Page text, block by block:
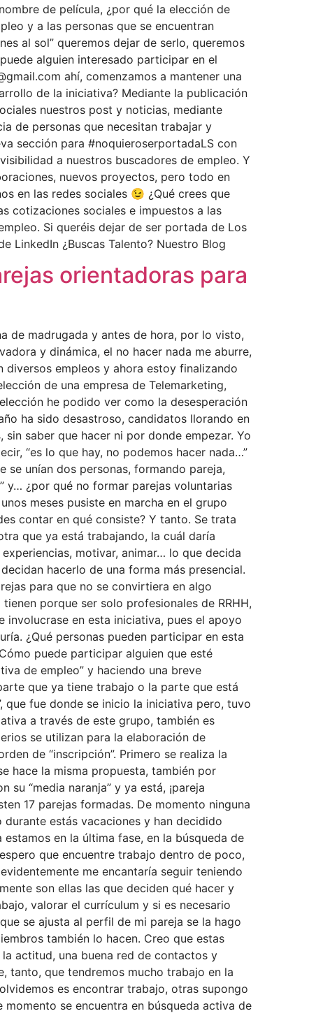
de película, ¿por qué la elección de
y a las personas que se encuentran
al sol” queremos dejar de serlo, queremos
alguien interesado participar en el
ahí, comenzamos a mantener una
de la iniciativa? Mediante la publicación
nuestros post y noticias, mediante
de personas que necesitan trabajar y
sección para #noquieroserportadaLS con
a nuestros buscadores de empleo. Y
nuevos proyectos, pero todo en
en las redes sociales 😉 ¿Qué crees que
cotizaciones sociales e impuestos a las
Si queréis dejar de ser portada de Los
LinkedIn ¿Buscas Talento? Nuestro Blog
orientadoras para
de madrugada y antes de hora, por lo visto,
y dinámica, el no hacer nada me aburre,
diversos empleos y ahora estoy finalizando
de una empresa de Telemarketing,
he podido ver como la desesperación
ha sido desastroso, candidatos llorando en
saber que hacer ni por donde empezar. Yo
“es lo que hay, no podemos hacer nada…”
unían dos personas, formando pareja,
y… ¿por qué no formar parejas voluntarias
meses pusiste en marcha en el grupo
contar en qué consiste? Y tanto. Se trata
que ya está trabajando, la cuál daría
motivar, animar… lo que decida
hacerlo de una forma más presencial.
para que no se convirtiera en algo
porque ser solo profesionales de RRHH,
en esta iniciativa, pues el apoyo
¿Qué personas pueden participar en esta
puede participar alguien que esté
de empleo” y haciendo una breve
que ya tiene trabajo o la parte que está
que fue donde se inicio la iniciativa pero, tuvo
a través de este grupo, también es
se utilizan para la elaboración de
de “inscripción”. Primero se realiza la
hace la misma propuesta, también por
“media naranja” y ya está, ¡pareja
17 parejas formadas. De momento ninguna
estás vacaciones y han decidido
en la última fase, en la búsqueda de
que encuentre trabajo dentro de poco,
me encantaría seguir teniendo
son ellas las que deciden qué hacer y
valorar el currículum y si es necesario
se ajusta al perfil de mi pareja se la hago
también lo hacen. Creo que estas
actitud, una buena red de contactos y
tanto, que tendremos mucho trabajo en la
es encontrar trabajo, otras supongo
momento se encuentra en búsqueda activa de